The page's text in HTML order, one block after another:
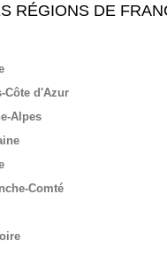
RÉGIONS DE
Côte d'Azur
Alpes
Comté